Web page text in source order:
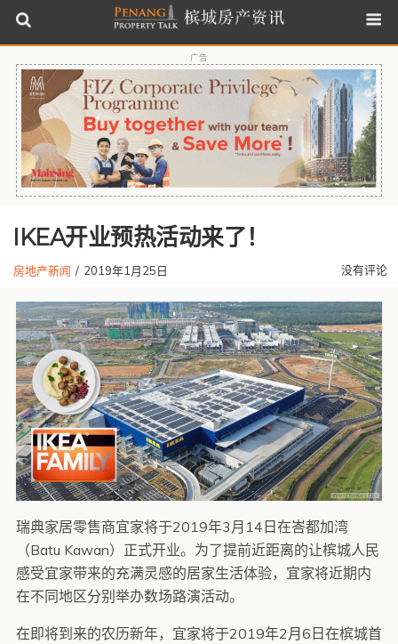
广告
IKEA开业预热活动来了！
房地产新闻 / 2019年1月25日 没有评论
瑞典家居零售商宜家将于2019年3月14日在峇都加湾
（Batu Kawan）正式开业。为了提前近距离的让槟城人民
感受宜家带来的充满灵感的居家生活体验，宜家将近期内
在不同地区分别举办数场路演活动。
在即将到来的农历新年，宜家将于2019年2月6日在槟城首